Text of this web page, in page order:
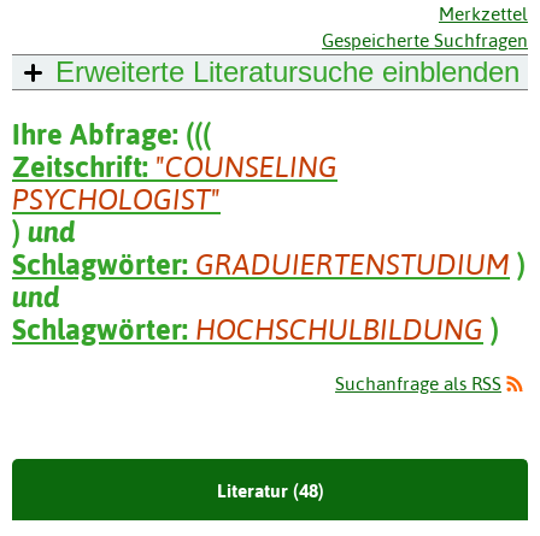
Merkzettel
Gespeicherte Suchfragen
Erweiterte Literatursuche einblenden
Ihre Abfrage: (((
Zeitschrift: "COUNSELING
PSYCHOLOGIST"
) und
Schlagwörter: GRADUIERTENSTUDIUM )
und
Schlagwörter: HOCHSCHULBILDUNG )
Suchanfrage als RSS
Literatur (48)